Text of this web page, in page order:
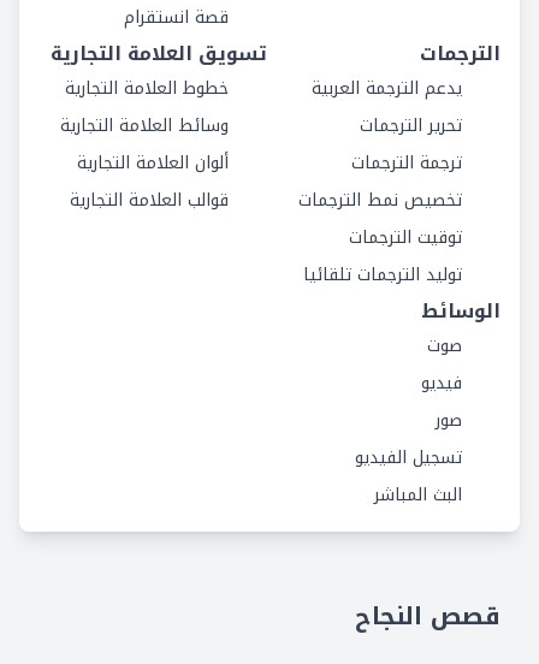
قصة انستقرام
الترجمات
يدعم الترجمة العربية
تحرير الترجمات
ترجمة الترجمات
تخصيص نمط الترجمات
توقيت الترجمات
توليد الترجمات تلقائيا
تسويق العلامة التجارية
خطوط العلامة التجارية
وسائط العلامة التجارية
ألوان العلامة التجارية
قوالب العلامة التجارية
الوسائط
صوت
فيديو
صور
تسجيل الفيديو
البث المباشر
قصص النجاح